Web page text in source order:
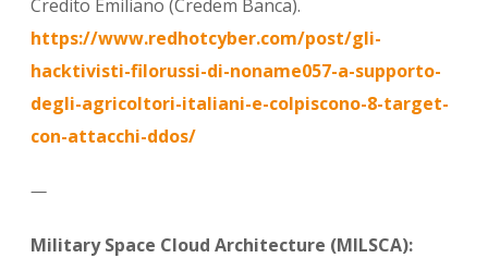
Credito Emiliano (Credem Banca).
https://www.redhotcyber.com/post/gli-
hacktivisti-filorussi-di-noname057-a-supporto-
degli-agricoltori-italiani-e-colpiscono-8-target-
con-attacchi-ddos/
—
Military Space Cloud Architecture (MILSCA):